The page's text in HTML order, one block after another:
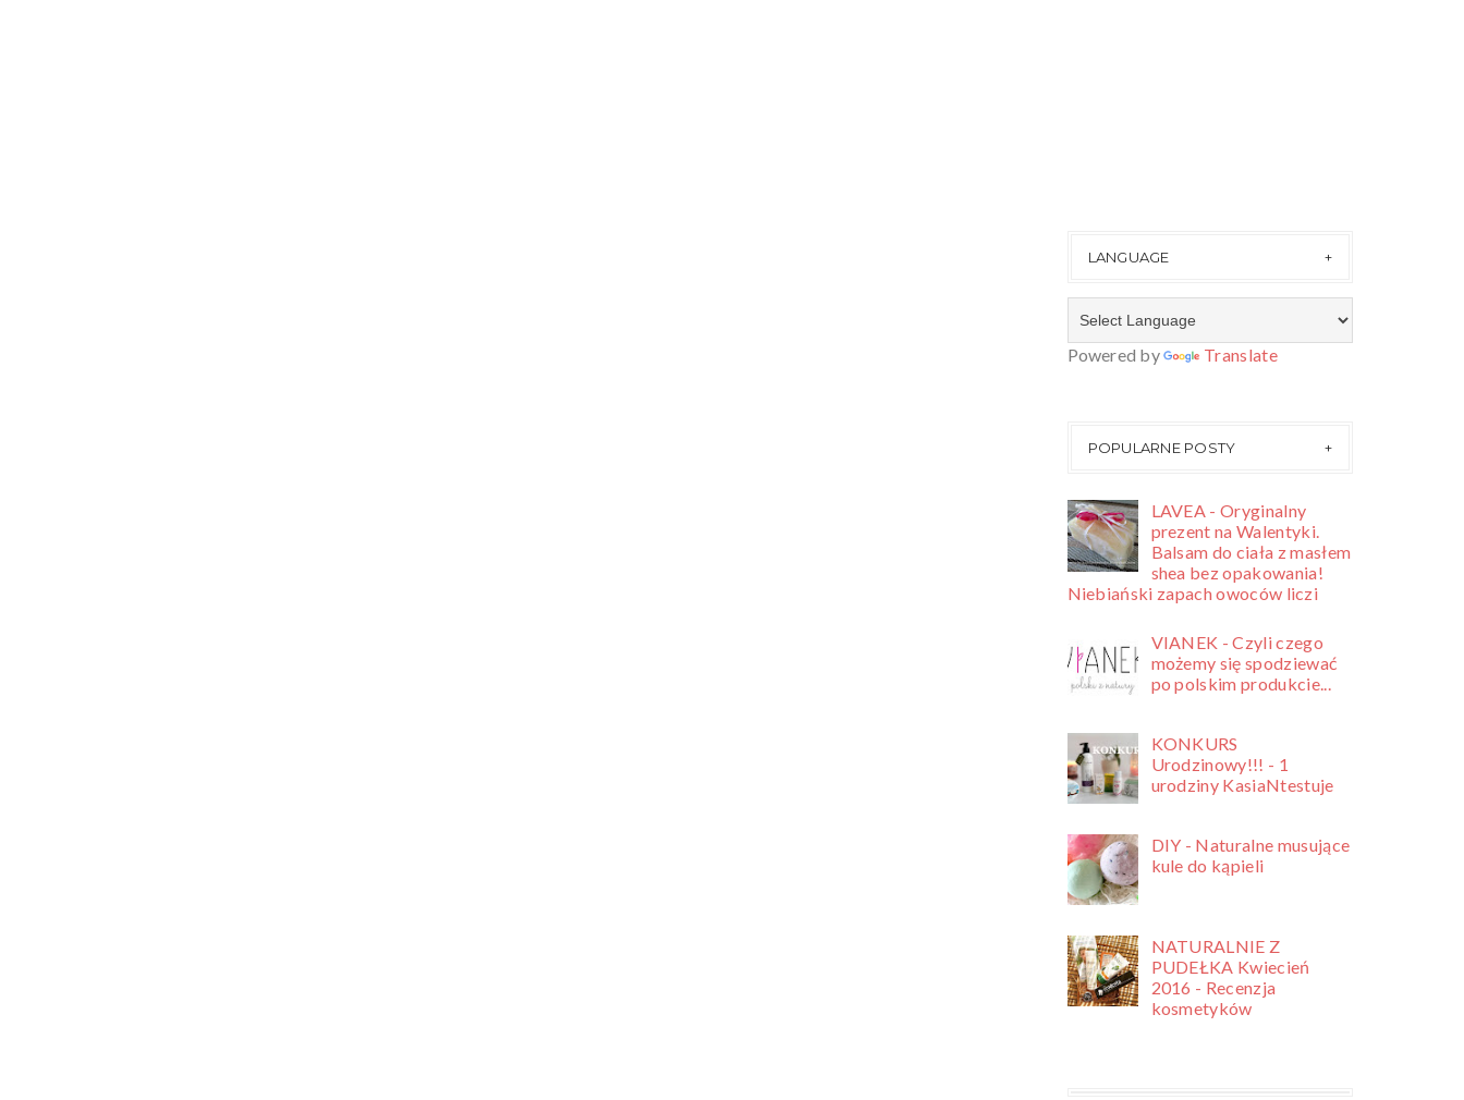
LANGUAGE
Powered by Translate
POPULARNE POSTY
LAVEA - Oryginalny
prezent na Walentyki.
Balsam do ciała z masłem
shea bez opakowania!
Niebiański zapach owoców liczi
VIANEK - Czyli czego
możemy się spodziewać
po polskim produkcie...
KONKURS
Urodzinowy!!! - 1
urodziny KasiaNtestuje
DIY - Naturalne musujące
kule do kąpieli
NATURALNIE Z
PUDEŁKA Kwiecień
2016 - Recenzja
kosmetyków